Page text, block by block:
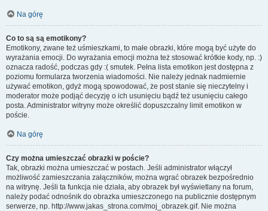
Na górę
Co to są są emotikony?
Emotikony, zwane też uśmieszkami, to małe obrazki, które mogą być użyte do
wyrażania emocji. Do wyrażania emocji można też stosować krótkie kody, np. :)
oznacza radość, podczas gdy :( smutek. Pełna lista emotikon jest dostępna z
poziomu formularza tworzenia wiadomości. Nie należy jednak nadmiernie
używać emotikon, gdyż mogą spowodować, że post stanie się nieczytelny i
moderator może podjąć decyzję o ich usunięciu bądź też usunięciu całego
posta. Administrator witryny może określić dopuszczalny limit emotikon w
poście.
Na górę
Czy można umieszczać obrazki w poście?
Tak, obrazki można umieszczać w postach. Jeśli administrator włączył
możliwość zamieszczania załączników, można wgrać obrazek bezpośrednio
na witrynę. Jeśli ta funkcja nie działa, aby obrazek był wyświetlany na forum,
należy podać odnośnik do obrazka umieszczonego na publicznie dostępnym
serwerze, np. http://www.jakas_strona.com/moj_obrazek.gif. Nie można